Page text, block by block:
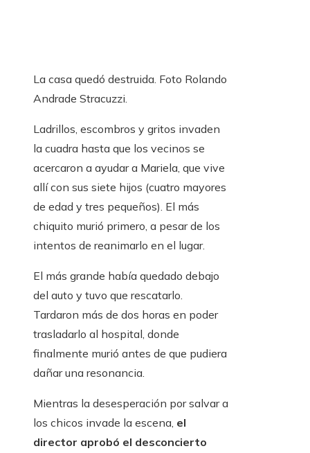
La casa quedó destruida. Foto Rolando
Andrade Stracuzzi.
Ladrillos, escombros y gritos invaden
la cuadra hasta que los vecinos se
acercaron a ayudar a Mariela, que vive
allí con sus siete hijos (cuatro mayores
de edad y tres pequeños). El más
chiquito murió primero, a pesar de los
intentos de reanimarlo en el lugar.
El más grande había quedado debajo
del auto y tuvo que rescatarlo.
Tardaron más de dos horas en poder
trasladarlo al hospital, donde
finalmente murió antes de que pudiera
dañar una resonancia.
Mientras la desesperación por salvar a
los chicos invade la escena, el
director aprobó el desconcierto